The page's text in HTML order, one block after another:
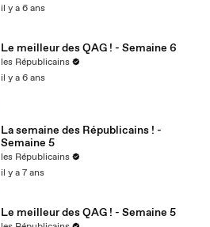
il y a 6 ans
Le meilleur des QAG ! - Semaine 6
les Républicains
il y a 6 ans
La semaine des Républicains ! -
Semaine 5
les Républicains
il y a 7 ans
Le meilleur des QAG ! - Semaine 5